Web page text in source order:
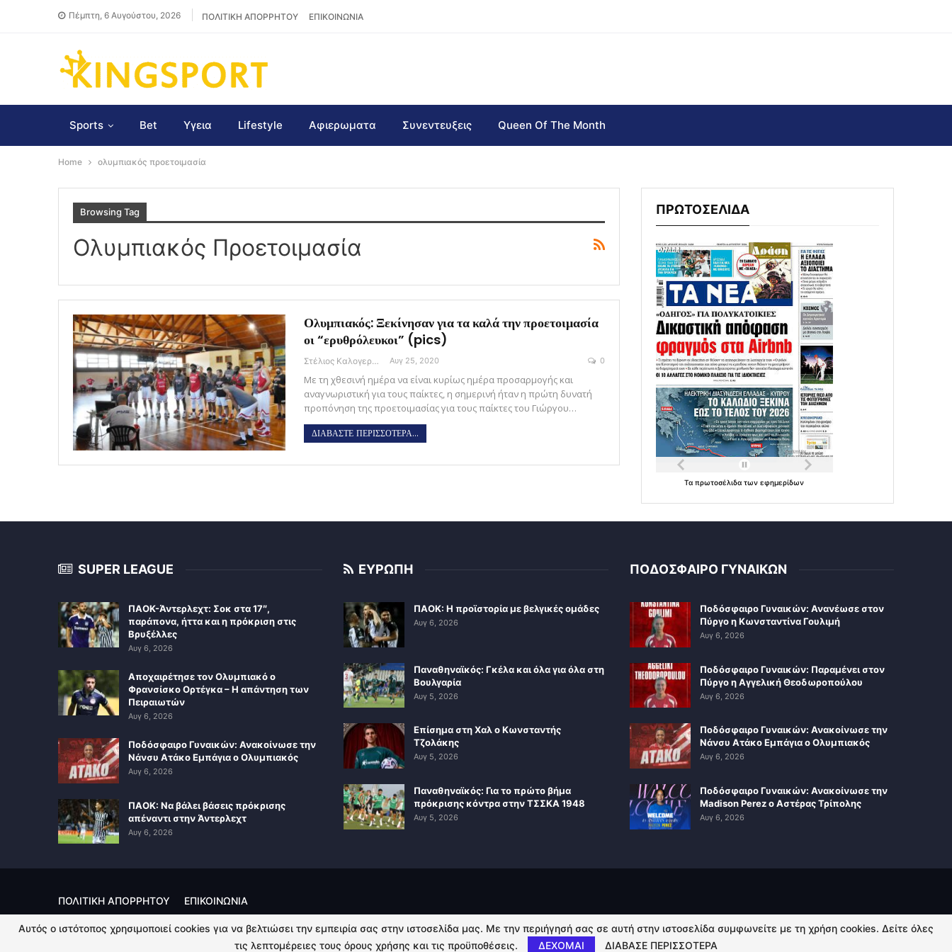
Πέμπτη, 6 Αυγούστου, 2026 ΠΟΛΙΤΙΚΗ ΑΠΟΡΡΗΤΟΥ ΕΠΙΚΟΙΝΩΝΙΑ
Sports Bet Υγεια Lifestyle Αφιερωματα Συνεντευξεις Queen Of The Month
Home ολυμπιακός προετοιμασία
Browsing Tag
Ολυμπιακός Προετοιμασία
Ολυμπιακός: Ξεκίνησαν για τα καλά την προετοιμασία
οι “ερυθρόλευκοι” (pics)
Στέλιος Καλογεράς Αυγ 25, 2020 0
Με τη χθεσινή ημέρα να είναι κυρίως ημέρα προσαρμογής και
αναγνωριστική για τους παίκτες, η σημερινή ήταν η πρώτη δυνατή
προπόνηση της προετοιμασίας για τους παίκτες του Γιώργου…
ΔΙΑΒΑΣΤΕ ΠΕΡΙΣΣΟΤΕΡΑ...
ΠΡΩΤΟΣΕΛΙΔΑ
Ταπρωτοσέλιδατωνεφημερίδων
SUPER LEAGUE
ΠΑΟΚ-Άντερλεχτ: Σοκ στα 17″,
παράπονα, ήττα και η πρόκριση στις
Βρυξέλλες
Αυγ 6, 2026
Αποχαιρέτησε τον Ολυμπιακό ο
Φρανσίσκο Ορτέγκα – Η απάντηση των
Πειραιωτών
Αυγ 6, 2026
Ποδόσφαιρο Γυναικών: Ανακοίνωσε την
Νάνσυ Ατάκο Εμπάγια ο Ολυμπιακός
Αυγ 6, 2026
ΠΑΟΚ: Να βάλει βάσεις πρόκρισης
απέναντι στην Άντερλεχτ
Αυγ 6, 2026
ΕΥΡΩΠΗ
ΠΑΟΚ: Η προϊστορία με βελγικές ομάδες
Αυγ 6, 2026
Παναθηναϊκός: Γκέλα και όλα για όλα στη
Βουλγαρία
Αυγ 5, 2026
Επίσημα στη Χαλ ο Κωνσταντής
Τζολάκης
Αυγ 5, 2026
Παναθηναϊκός: Για το πρώτο βήμα
πρόκρισης κόντρα στην ΤΣΣΚΑ 1948
Αυγ 5, 2026
ΠΟΔΟΣΦΑΙΡΟ ΓΥΝΑΙΚΩΝ
Ποδόσφαιρο Γυναικών: Ανανέωσε στον
Πύργο η Κωνσταντίνα Γουλιμή
Αυγ 6, 2026
Ποδόσφαιρο Γυναικών: Παραμένει στον
Πύργο η Αγγελική Θεοδωροπούλου
Αυγ 6, 2026
Ποδόσφαιρο Γυναικών: Ανακοίνωσε την
Νάνσυ Ατάκο Εμπάγια ο Ολυμπιακός
Αυγ 6, 2026
Ποδόσφαιρο Γυναικών: Ανακοίνωσε την
Madison Perez ο Αστέρας Τρίπολης
Αυγ 6, 2026
ΠΟΛΙΤΙΚΗ ΑΠΟΡΡΗΤΟΥ ΕΠΙΚΟΙΝΩΝΙΑ
© 2026 - Kingsport.gr. All Rights Reserved.
Αυτός ο ιστότοπος χρησιμοποιεί cookies για να βελτιώσει την εμπειρία σας στην ιστοσελίδα μας. Με την περιήγησή σας σε αυτή στην ιστοσελίδα συμφωνείτε με τη χρήση cookies. Δείτε όλες
τις λεπτομέρειες τους όρους χρήσης και τις προϋποθέσεις.
ΔΕΧΟΜΑΙ ΔΙΑΒΑΣΕ ΠΕΡΙΣΣΟΤΕΡΑ